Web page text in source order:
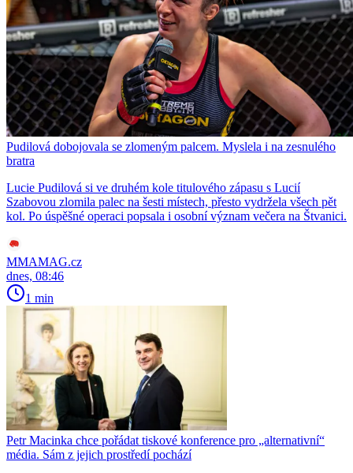
Pudilová dobojovala se zlomeným palcem. Myslela i na zesnulého
bratra
Lucie Pudilová si ve druhém kole titulového zápasu s Lucií
Szabovou zlomila palec na šesti místech, přesto vydržela všech pět
kol. Po úspěšné operaci popsala i osobní význam večera na Štvanici.
MMAMAG.cz
dnes, 08:46
1 min
Petr Macinka chce pořádat tiskové konference pro „alternativní“
média. Sám z jejich prostředí pochází